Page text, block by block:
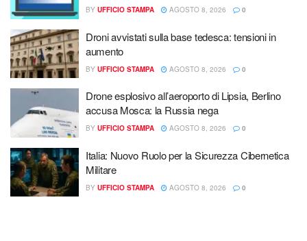
BY UFFICIO STAMPA AGOSTO 8, 2026 0
Droni avvistati sulla base tedesca: tensioni in
aumento
BY UFFICIO STAMPA AGOSTO 8, 2026 0
Drone esplosivo all’aeroporto di Lipsia, Berlino
accusa Mosca: la Russia nega
BY UFFICIO STAMPA AGOSTO 8, 2026 0
Italia: Nuovo Ruolo per la Sicurezza Cibernetica
Militare
BY UFFICIO STAMPA AGOSTO 8, 2026 0